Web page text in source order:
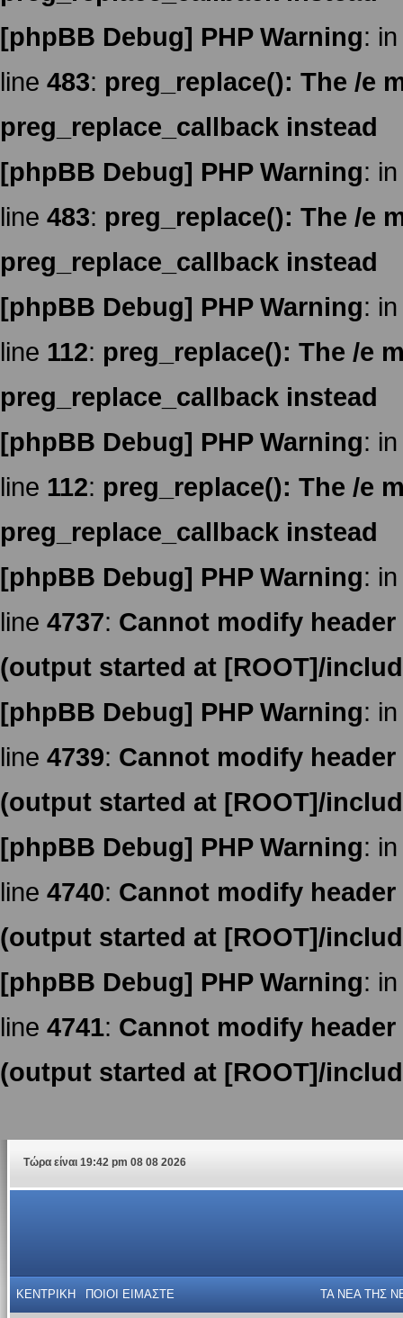
[phpBB Debug] PHP Warning:
line 483: preg_replace(): The /e
preg_replace_callback instead
[phpBB Debug] PHP Warning:
line 483: preg_replace(): The /e
preg_replace_callback instead
[phpBB Debug] PHP Warning:
line 112: preg_replace(): The /e
preg_replace_callback instead
[phpBB Debug] PHP Warning:
line 112: preg_replace(): The /e
preg_replace_callback instead
[phpBB Debug] PHP Warning:
line 4737: Cannot modify
(output started at [ROOT]/
[phpBB Debug] PHP Warning:
line 4739: Cannot modify
(output started at [ROOT]/
[phpBB Debug] PHP Warning:
line 4740: Cannot modify
(output started at [ROOT]/
[phpBB Debug] PHP Warning:
line 4741: Cannot modify
(output started at [ROOT]/
Τώρα είναι 19:42 pm 08 08 2026
ΚΕΝΤΡΙΚΗ ΠΟΙΟΙ ΕΙΜΑΣΤΕ ΤΑ ΝΕΑ THΣ